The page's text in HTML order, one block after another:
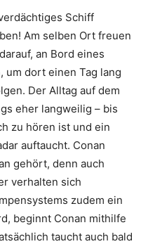
Schiff
Am selben Ort freuen
an Bord eines
um dort einen Tag lang
Der Alltag auf dem
eher langweilig – bis
zu hören ist und ein
auftaucht. Conan
gehört, denn auch
verhalten sich
zudem ein
beginnt Conan mithilfe
taucht auch bald